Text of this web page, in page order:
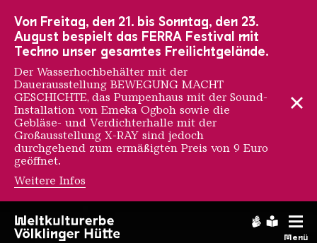
Menü
OPENING NIGHT -
Von Freitag, den 21. bis Sonntag, den 23.
August bespielt das FERRA Festival mit
Techno unser gesamtes Freilichtgelände.
Der Wasserhochbehälter mit der
Dauerausstellung BEWEGUNG MACHT
GESCHICHTE, das Pumpenhaus mit der Sound-
Installation von Emeka Ogboh sowie die
Gebläse- und Verdichterhalle mit der
Großausstellung X-RAY sind jedoch
durchgehend zum ermäßigten Preis von 9 Euro
geöffnet.
Weitere Infos